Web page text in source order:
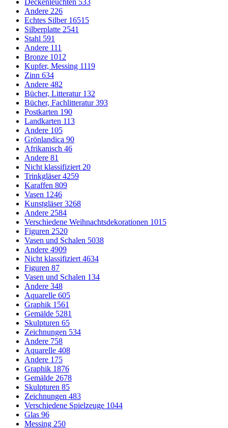
Andere 226
Echtes Silber 16515
Silberplatte 2541
Stahl 591
Andere 111
Bronze 1012
Kupfer, Messing 1119
Zinn 634
Andere 482
Bücher, Litteratur 132
Bücher, Fachlitteratur393
Postkarten 190
Landkarten 113
Andere 105
Grönlandica 90
Afrikanisch 46
Andere 81
Nicht klassifiziert 20
Trinkgläser4259
Karaffen 809
Vasen 1246
Kunstgläser3268
Andere 2584
Verschiedene Weihnachtsdekorationen 1015
Figuren 2520
Vasen und Schalen 5038
Andere 4909
Nicht klassifiziert 4634
Figuren 87
Vasen und Schalen 134
Andere 348
Aquarelle 605
Graphik 1561
Gemälde 5281
Skulpturen 65
Zeichnungen 534
Andere 758
Aquarelle 408
Andere 175
Graphik 1876
Gemälde 2678
Skulpturen 85
Zeichnungen 483
Verschiedene Spielzeuge 1044
Glas 96
Messing 250